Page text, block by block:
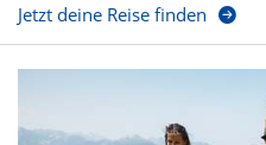
Jetzt deine Reise finden